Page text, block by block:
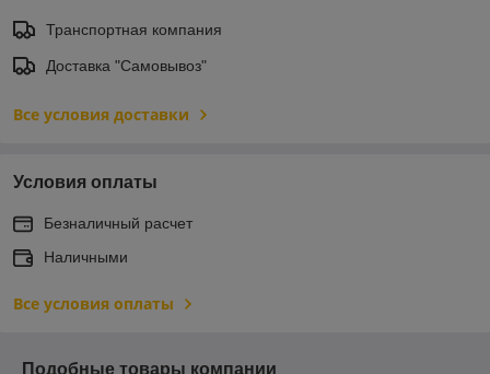
Транспортная компания
Доставка "Самовывоз"
Все условия доставки
Условия оплаты
Безналичный расчет
Наличными
Все условия оплаты
Подобные товары компании